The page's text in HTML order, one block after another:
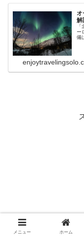
オ
解
ー
備
メニュー ホーム